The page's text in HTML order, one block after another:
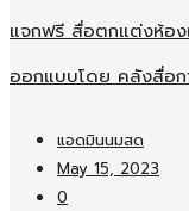
แจกฟรี สื่อตกแต่งห้อง
ออกแบบโดย คลังสื่อก
แอดมินนมสด
May 15, 2023
0